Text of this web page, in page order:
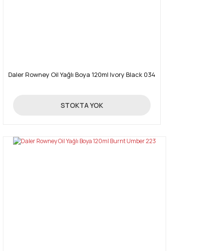
Daler Rowney Oil Yağlı Boya 120ml Ivory Black 034
16,03 TL
STOKTA YOK